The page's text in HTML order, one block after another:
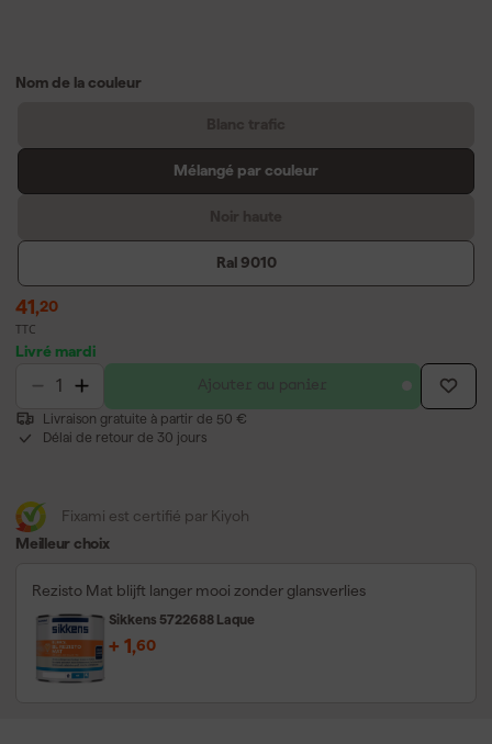
Nom de la couleur
Mélangé par couleur
Ral 9010
41,20
TTC
Livré mardi
Ajouter au panier
Livraison gratuite à partir de 50 €
Délai de retour de 30 jours
Fixami est certifié par Kiyoh
Meilleur choix
Rezisto Mat blijft langer mooi zonder glansverlies
Sikkens 5722688 Laque
+ 1,60